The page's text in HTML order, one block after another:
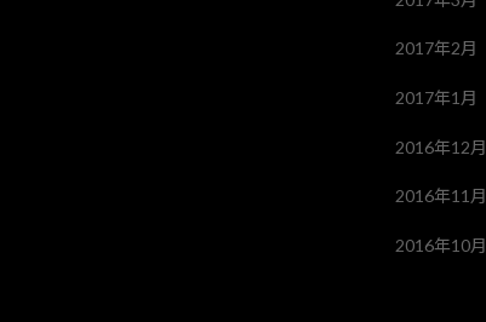
2017年2月
2017年1月
2016年12月
2016年11月
2016年10月